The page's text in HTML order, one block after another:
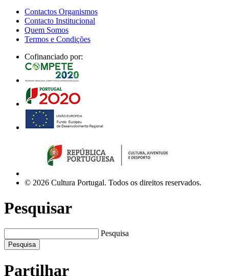
Contactos Organismos
Contacto Institucional
Quem Somos
Termos e Condições
Cofinanciado por:
© 2026 Cultura Portugal. Todos os direitos reservados.
Pesquisar
Pesquisa
Pesquisa
Partilhar